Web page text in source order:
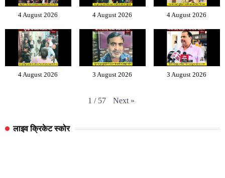
4 August 2026 4 August 2026 4 August 2026
4 August 2026 3 August 2026 3 August 2026
1 / 57 Next »
लाइव क्रिकेट स्कोर